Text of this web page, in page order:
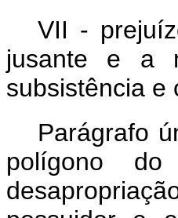
VII -
jusante e a
subsistência
Parágrafo
polígono